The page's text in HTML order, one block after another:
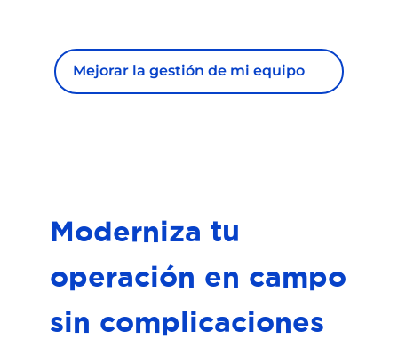
Mejorar la gestión de mi equipo
Moderniza tu
operación en campo
sin complicaciones